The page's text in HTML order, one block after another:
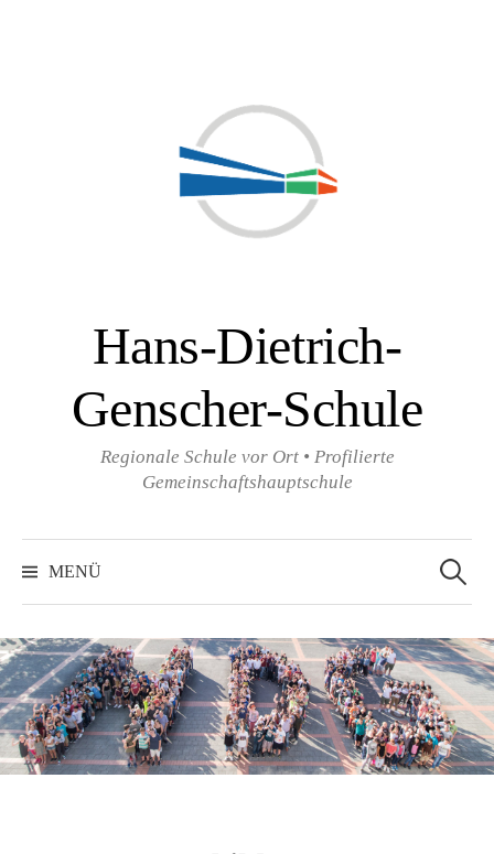
Hans-Dietrich-
Genscher-Schule
Regionale Schule vor Ort • Profilierte
Gemeinschaftshauptschule
MENÜ
nach: